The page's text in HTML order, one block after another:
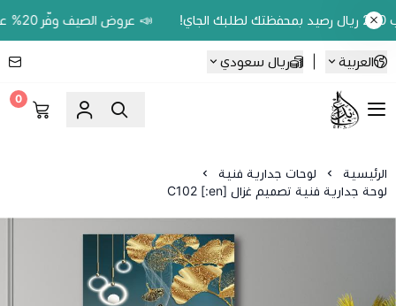
📣 عروض الصيف وفّر 20% على اللوحات الحين.. واكسب 200 ريال رصيد بمحفظتك لطلبك الجاي!
العربية ريال سعودي
Ebbdaa art
0
الرئيسية
لوحات جدارية فنية
لوحة جدارية فنية تصميم غزال C102 [:en]